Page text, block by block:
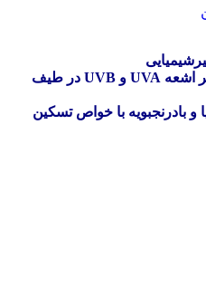
- محافظت از پوست دربرابر اشعه UVA و UVB در طیف
و بادرنجبویه با خواص تسکین